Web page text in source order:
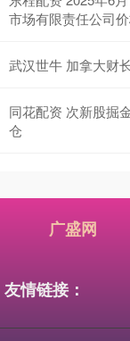
市场有限责任公司
武汉世牛 加拿大财
同花配资 次新股掘
仓
广盛网
友情链接：